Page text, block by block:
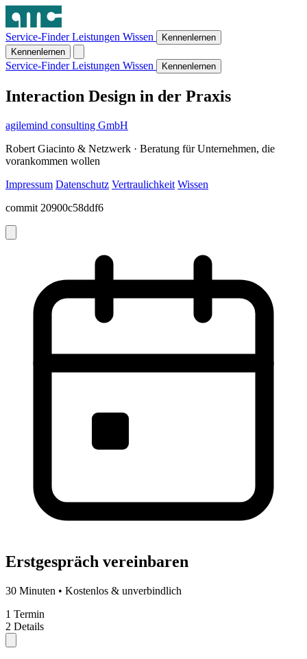
Service-FinderLeistungen Wissen
Kennenlernen
Kennenlernen
Service-FinderLeistungen Wissen Kennenlernen
Interaction Design in der Praxis
agilemind consulting GmbH
Robert Giacinto & Netzwerk · Beratung für Unternehmen, die
vorankommen wollen
Impressum Datenschutz Vertraulichkeit Wissen
commit 20900c58ddf6
Erstgespräch vereinbaren
30 Minuten • Kostenlos & unverbindlich
1 Termin
2 Details